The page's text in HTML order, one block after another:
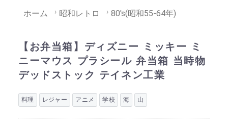
ホーム 昭和レトロ 80's(昭和55-64年)
【お弁当箱】ディズニー ミッキー ミ
ニーマウス プラシール 弁当箱 当時物
デッドストック テイネン工業
料理 レジャー アニメ 学校 海 山